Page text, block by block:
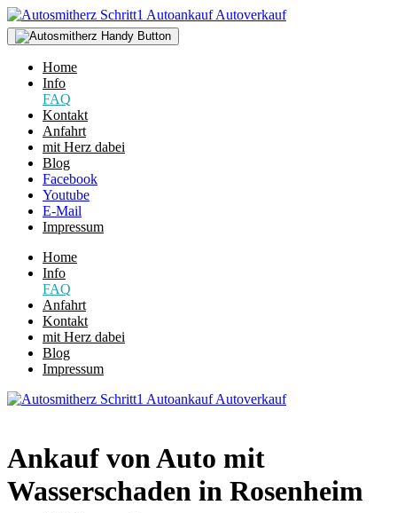
Home
Info
FAQ
Kontakt
Anfahrt
mit Herz dabei
Blog
Facebook
Youtube
E-Mail
Impressum
Home
Info
FAQ
Anfahrt
Kontakt
mit Herz dabei
Blog
Impressum
Ankauf von Auto mit
Wasserschaden in Rosenheim